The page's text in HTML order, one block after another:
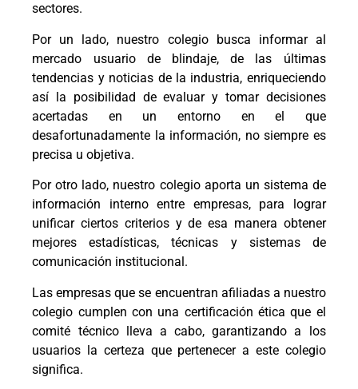
sectores.
Por un lado, nuestro colegio busca informar al
mercado usuario de blindaje, de las últimas
tendencias y noticias de la industria, enriqueciendo
así la posibilidad de evaluar y tomar decisiones
acertadas en un entorno en el que
desafortunadamente la información, no siempre es
precisa u objetiva.
Por otro lado, nuestro colegio aporta un sistema de
información interno entre empresas, para lograr
unificar ciertos criterios y de esa manera obtener
mejores estadísticas, técnicas y sistemas de
comunicación institucional.
Las empresas que se encuentran afiliadas a nuestro
colegio cumplen con una certificación ética que el
comité técnico lleva a cabo, garantizando a los
usuarios la certeza que pertenecer a este colegio
significa.